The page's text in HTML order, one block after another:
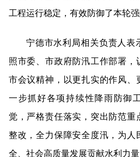
工程运行稳定，有效防御了本轮强
宁德市水利局相关负责人表
照市委、市政府防汛工作部署，
市会议精神，以更扎实的作风、
一步抓好各项持续性降雨防御
觉，严格责任落实，突出防范重
整改，全力保障安全度汛，为人
全、社会高质量发展贡献水利力量